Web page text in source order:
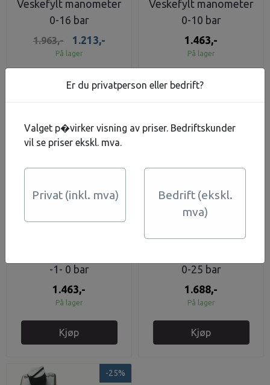
Veskefylt manometer
0-16 bar
1.963,- 1.213,-
På lager
Kjøp
Veskefylt manometer
0-10 bar
1.463,-
På lager
Kjøp
-1- 0 bar
1.463,-
På lager
Kjøp
0-25 bar
1.688,-
På lager
Kjøp
-25%
Er du privatperson eller bedrift?
Valget p�virker visning av priser. Bedriftskunder
vil se priser ekskl. mva.
Privat (inkl. mva)
Bedrift (ekskl.
mva)